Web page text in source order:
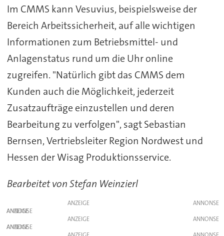
Im CMMS kann Vesuvius, beispielsweise der
Bereich Arbeitssicherheit, auf alle wichtigen
Informationen zum Betriebsmittel- und
Anlagenstatus rund um die Uhr online
zugreifen. "Natürlich gibt das CMMS dem
Kunden auch die Möglichkeit, jederzeit
Zusatzaufträge einzustellen und deren
Bearbeitung zu verfolgen", sagt Sebastian
Bernsen, Vertriebsleiter Region Nordwest und
Hessen der Wisag Produktionsservice.
Bearbeitet von Stefan Weinzierl
ANZEIGE
ANZEIGE
ANZEIGE
ANZEIGE